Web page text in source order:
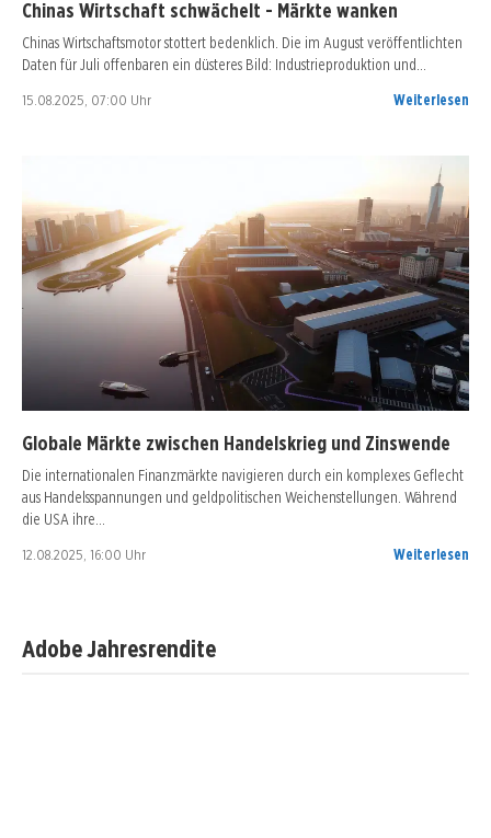
Chinas Wirtschaft schwächelt - Märkte wanken
Chinas Wirtschaftsmotor stottert bedenklich. Die im August veröffentlichten
Daten für Juli offenbaren ein düsteres Bild: Industrieproduktion und…
15.08.2025, 07:00 Uhr Weiterlesen
Globale Märkte zwischen Handelskrieg und Zinswende
Die internationalen Finanzmärkte navigieren durch ein komplexes Geflecht
aus Handelsspannungen und geldpolitischen Weichenstellungen. Während
die USA ihre…
12.08.2025, 16:00 Uhr Weiterlesen
Adobe Jahresrendite